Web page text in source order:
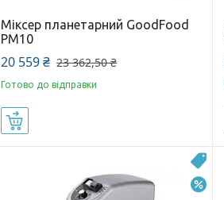
Міксер планетарний GoodFood
PM10
20 559 ₴ 23 362,50 ₴
Готово до відправки